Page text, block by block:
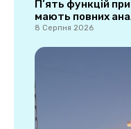
П’ять функцій
мають повних
8 Серпня 2026